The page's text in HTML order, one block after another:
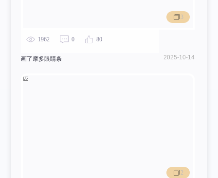
1962 0 80
画了摩多眼睛条 2025-10-14
3
2